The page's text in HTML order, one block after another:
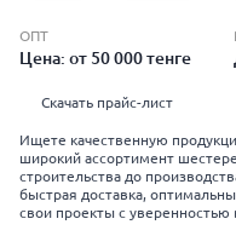
ОПТ
Цена: от 50 000 тенге
Скачать прайс-лист
Ищете качественную
широкий ассортимент
строительства до
быстрая доставка,
свои проекты с уверенностью